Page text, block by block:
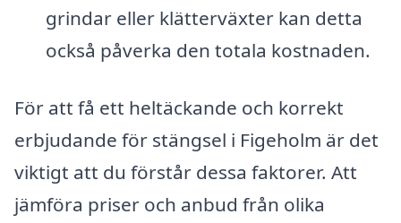
grindar eller klätterväxter kan detta
också påverka den totala kostnaden.
För att få ett heltäckande och korrekt
erbjudande för stängsel i Figeholm är det
viktigt att du förstår dessa faktorer. Att
jämföra priser och anbud från olika